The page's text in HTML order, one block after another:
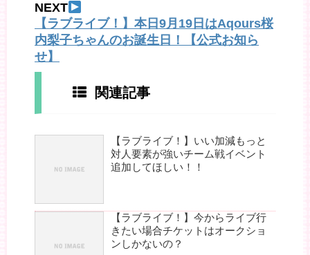
NEXT
【ラブライブ！】本日9月19日はAqours桜
内梨子ちゃんのお誕生日！【公式お知ら
せ】
関連記事
【ラブライブ！】いい加減もっと
対人要素が強いチーム戦イベント
追加してほしい！！
【ラブライブ！】今からライブ行
きたい場合チケットはオークショ
ンしかないの？